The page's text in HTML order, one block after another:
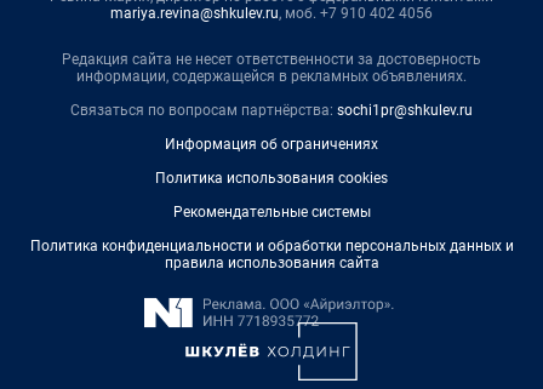
mariya.revina@shkulev.ru, моб. +7 910 402 4056
Редакция сайта не несет ответственности за достоверность
информации, содержащейся в рекламных объявлениях.
Связаться по вопросам партнёрства: sochi1pr@shkulev.ru
Информация об ограничениях
Политика использования cookies
Рекомендательные системы
Политика конфиденциальности и обработки персональных данных и
правила использования сайта